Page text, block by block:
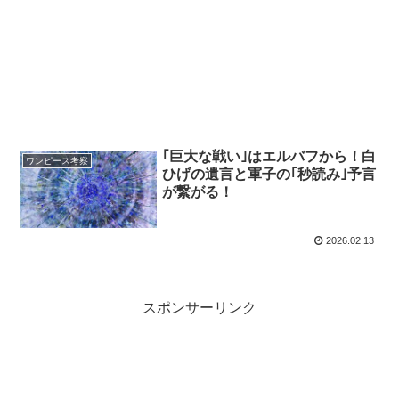
ワンピース考察
｢巨大な戦い｣はエルバフから！白
ひげの遺言と軍子の｢秒読み｣予言
が繋がる！
2026.02.13
スポンサーリンク